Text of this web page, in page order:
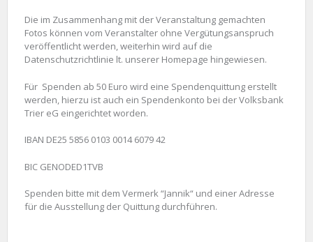
Die im Zusammenhang mit der Veranstaltung gemachten
Fotos können vom Veranstalter ohne Vergütungsanspruch
veröffentlicht werden, weiterhin wird auf die
Datenschutzrichtlinie lt. unserer Homepage hingewiesen.
Für Spenden ab 50 Euro wird eine Spendenquittung erstellt
werden, hierzu ist auch ein Spendenkonto bei der Volksbank
Trier eG eingerichtet worden.
IBAN DE25 5856 0103 0014 6079 42
BIC GENODED1TVB
Spenden bitte mit dem Vermerk “Jannik“ und einer Adresse
für die Ausstellung der Quittung durchführen.